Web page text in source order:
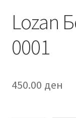
Lozan
0001
450.00 ден